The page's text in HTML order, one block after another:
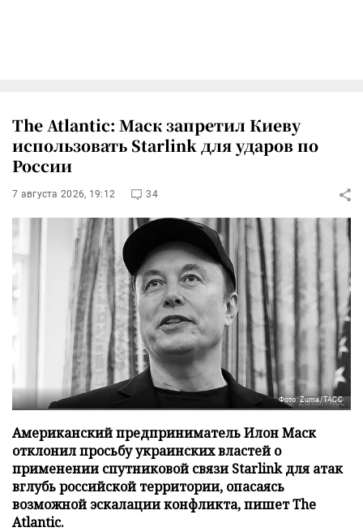
The Atlantic: Маск запретил Киеву
использовать Starlink для ударов по
России
7 августа 2026, 19:12 34
Фото: Zuma/ТАСС
Американский предприниматель Илон Маск
отклонил просьбу украинских властей о
применении спутниковой связи Starlink для атак
вглубь российской территории, опасаясь
возможной эскалации конфликта, пишет The
Atlantic.